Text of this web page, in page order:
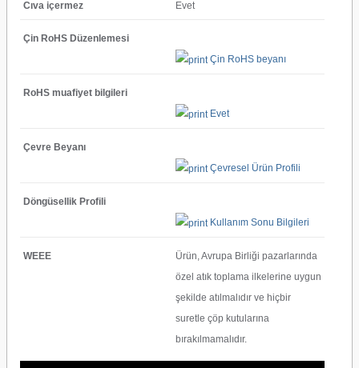
Cıva içermez Evet
Çin RoHS Düzenlemesi
Çin RoHS beyanı
RoHS muafiyet bilgileri
Evet
Çevre Beyanı
Çevresel Ürün Profili
Döngüsellik Profili
Kullanım Sonu Bilgileri
WEEE
Ürün, Avrupa Birliği pazarlarında
özel atık toplama ilkelerine uygun
şekilde atılmalıdır ve hiçbir
suretle çöp kutularına
bırakılmamalıdır.